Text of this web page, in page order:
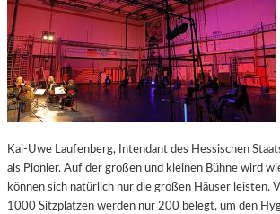
Kai-Uwe Laufenberg, Intendant des Hessischen
als Pionier. Auf der großen und kleinen Bühne wird
können sich natürlich nur die großen Häuser leisten.
1000 Sitzplätzen werden nur 200 belegt, um den